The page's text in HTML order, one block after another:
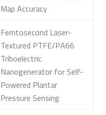
Map Accuracy
Femtosecond Laser-
Textured PTFE/PA66
Triboelectric
Nanogenerator for Self-
Powered Plantar
Pressure Sensing